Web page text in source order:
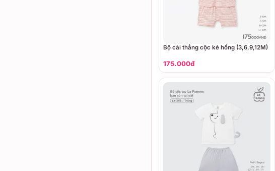
Bộ cài thẳng cộc kẻ hồng (3,6,9,12M)
175.000đ